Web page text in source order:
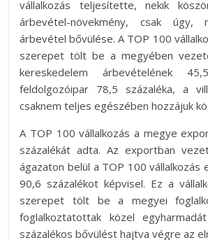
vállalkozás teljesítette, nekik
árbevétel-növekmény, csak
árbevétel bővülése. A TOP 100
szerepet tölt be a megyében
kereskedelem árbevételének
feldolgozóipar 78,5 százaléka, a
csaknem teljes egészében hozzájuk
A TOP 100 vállalkozás a megye
százalékát adta. Az exportban
ágazaton belül a TOP 100
90,6 százalékot képvisel. Ez a
szerepet tölt be a megyei
foglalkoztatottak közel
százalékos bővülést hajtva végre az